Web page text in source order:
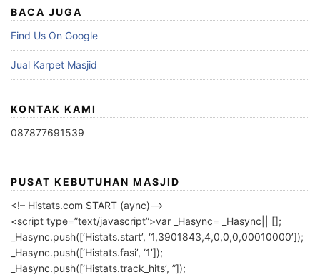
BACA JUGA
Find Us On Google
Jual Karpet Masjid
KONTAK KAMI
087877691539
PUSAT KEBUTUHAN MASJID
<!– Histats.com START (aync)–>
<script type=”text/javascript”>var _Hasync= _Hasync|| [];
_Hasync.push([‘Histats.start’, ‘1,3901843,4,0,0,0,00010000’]);
_Hasync.push([‘Histats.fasi’, ‘1’]);
_Hasync.push([‘Histats.track_hits’, ”]);